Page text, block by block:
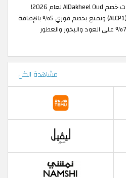
استمتع بأقوى كوبونات وكودات خصم AlDakheel Oud لعام 2026!
فعّل كود خصم الدخيل للعود (ALCP1) وتمتع بخصم فوري 5% بالإضافة
إلى خصومات كبيرة تصل إلى 70% على العود والبخور والعطور
مشاهدة الكل